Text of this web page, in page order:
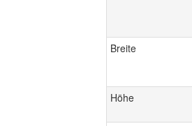
Breite
Höhe